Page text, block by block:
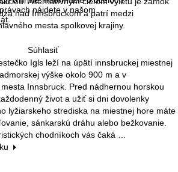
nájdete v našom
.
Súhlasiť
nad Innsbruckom a patrí medzi
mesta spolkovej krajiny.
Igls leží na úpätí innsbruckej miestnej
výške okolo 900 m a v
Innsbruck. Pred nádhernou horskou
život a užiť si dni dovolenky
lyžiarskeho strediska na miestnej hore máte
sánkarskú dráhu alebo bežkovanie.
chodníkoch vás čaká …